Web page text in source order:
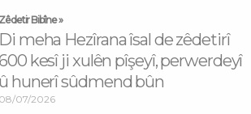
Zêdetir Bibîne »
Di meha Hezîrana îsal de zêdetirî
kesî ji xulên pîşeyî, perwerdeyî
û hunerî sûdmend bûn
08/07/2026